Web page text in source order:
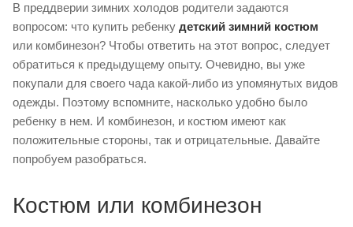
В преддверии зимних холодов родители задаются
вопросом: что купить ребенку детский зимний костюм
или комбинезон? Чтобы ответить на этот вопрос, следует
обратиться к предыдущему опыту. Очевидно, вы уже
покупали для своего чада какой-либо из упомянутых видов
одежды. Поэтому вспомните, насколько удобно было
ребенку в нем. И комбинезон, и костюм имеют как
положительные стороны, так и отрицательные. Давайте
попробуем разобраться.
Костюм или комбинезон